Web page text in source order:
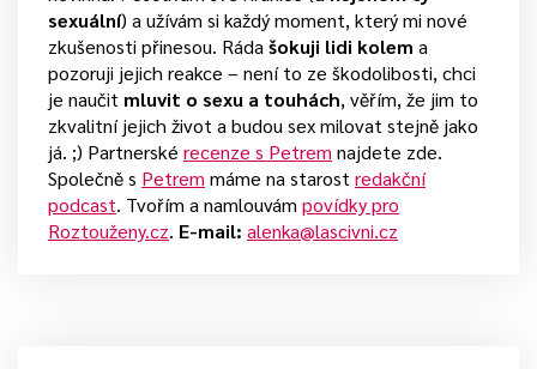
sexuální) a užívám si každý moment, který mi nové
zkušenosti přinesou. Ráda šokuji lidi kolem a
pozoruji jejich reakce – není to ze škodolibosti, chci
je naučit mluvit o sexu a touhách, věřím, že jim to
zkvalitní jejich život a budou sex milovat stejně jako
já. ;) Partnerské recenze s Petrem najdete zde.
Společně s Petrem máme na starost redakční
podcast. Tvořím a namlouvám povídky pro
Roztouženy.cz. E-mail: alenka@lascivni.cz